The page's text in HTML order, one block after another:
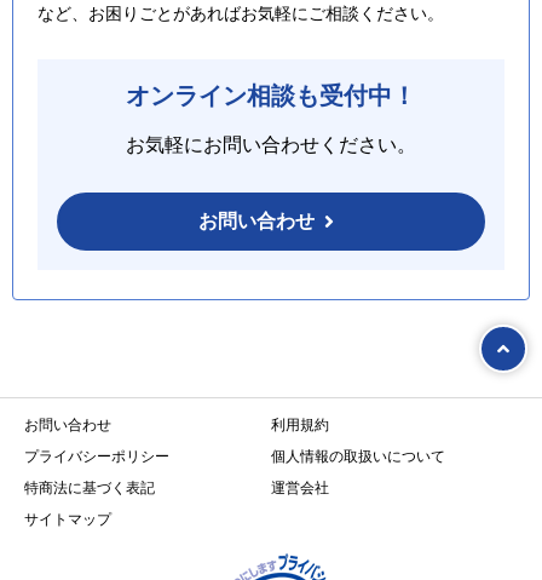
など、お困りごとがあればお気軽にご相談ください。
オンライン相談も受付中！
お気軽にお問い合わせください。
お問い合わせ
お問い合わせ
利用規約
プライバシーポリシー
個人情報の取扱いについて
特商法に基づく表記
運営会社
サイトマップ